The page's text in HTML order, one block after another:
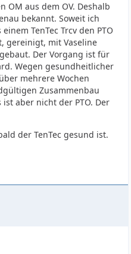
OM aus dem OV. Deshalb
bekannt. Soweit ich
TenTec Trcv den PTO
gereinigt, mit Vaseline
Der Vorgang ist für
Wegen gesundheitlicher
mehrere Wochen
Zusammenbau
aber nicht der PTO. Der
der TenTec gesund ist.